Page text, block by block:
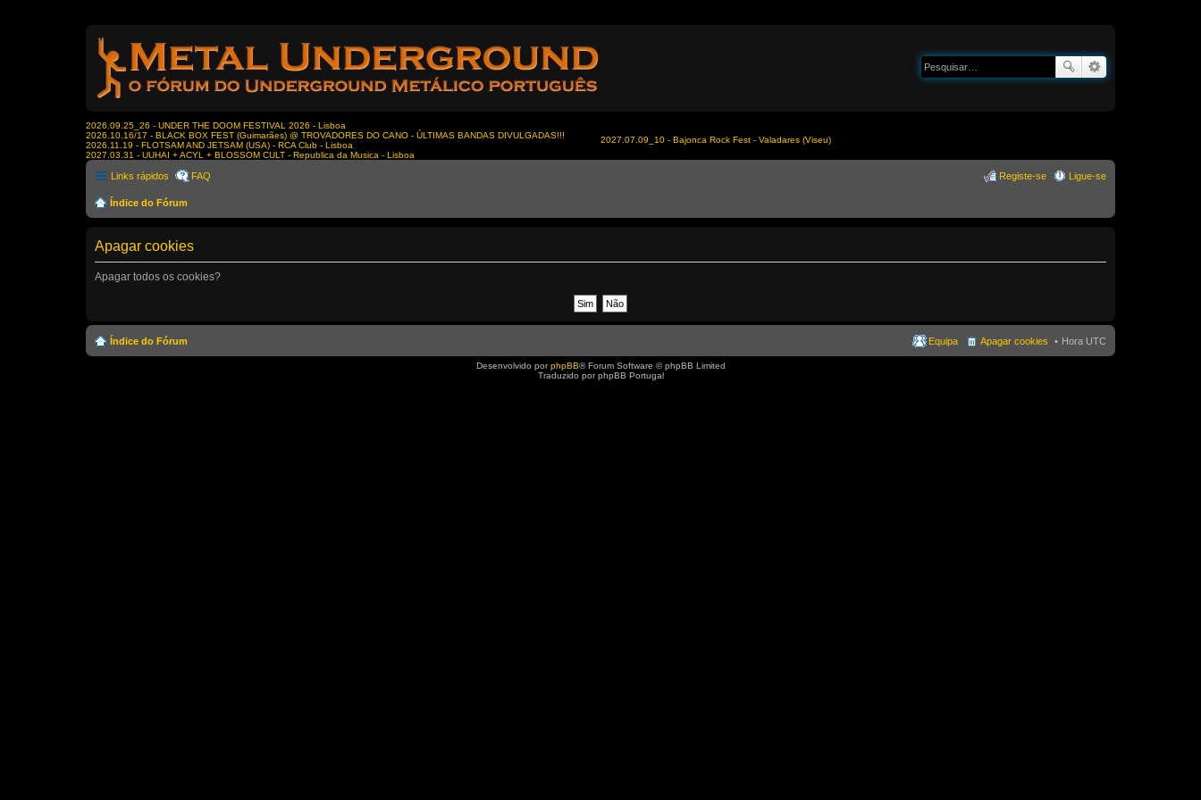
2026.09.25_26 - UNDER THE DOOM FESTIVAL 2026 - Lisboa
2026.10.16/17 - BLACK BOX FEST (Guimarães) @ TROVADORES DO CANO - ÚLTIMAS BANDAS DIVULGADAS!!!
2026.11.19 - FLOTSAM AND JETSAM (USA) - RCA Club - Lisboa
2027.03.31 - UUHAI + ACYL + BLOSSOM CULT - Republica da Musica - Lisboa
2027.07.09_10 - Bajonca Rock Fest - Valadares (Viseu)
Links rápidos FAQ Ligue-se
Registe-se
Índice do Fórum
Apagar cookies
Apagar todos os cookies?
Índice do Fórum Hora UTC
Apagar cookies
Equipa
Desenvolvido porphpBB® Forum Software © phpBB Limited
Traduzido por phpBB Portugal